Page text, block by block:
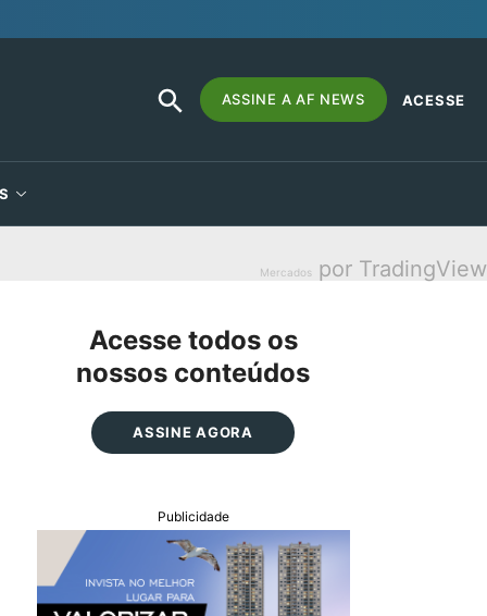
Search
for:
SEARCH
BUTTON
ASSINE A AF NEWS ACESSE
Mercados por TradingView
Acesse todos os
nossos conteúdos
ASSINE AGORA
Publicidade